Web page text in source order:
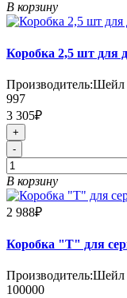
В корзину
Коробка 2,5 шт для
Производитель:Шейл
997
3 305₽
+
-
В корзину
2 988₽
Коробка "Т" для
Производитель:Шейл
100000